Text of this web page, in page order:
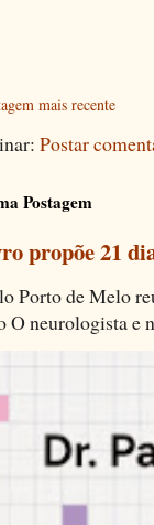
mais recente
Postar
Postagem
propõe 21
Porto de Melo
O neurologista e